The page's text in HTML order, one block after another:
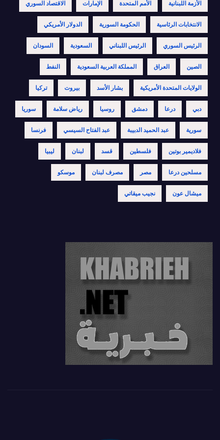
الأزمة اللبنانية الأمم المتحدة الإمارات الاقتصاد السوري
الانتخابات الرئاسية الحكومة السورية الدولار الأمريكي
الرئيس السوري الرئيس اللبناني السعودية السودان
الصين العراق المملكة العربية السعودية النفط
الولايات المتحدة الأمريكية بشار الأسد بيروت تركيا
دبي درعا دمشق روسيا رياض سلامة سوريا
سورية عبد الحميد الدبيبة عبد الفتاح السيسي فرنسا
فلاديمير بوتين فلسطين قسد لبنان ليبيا
مسلحين درعا مصر مصرف لبنان موسكو
ميشال عون نجيب ميقاتي